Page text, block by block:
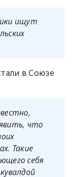
ищут
в Союзе
что
Такие
себя